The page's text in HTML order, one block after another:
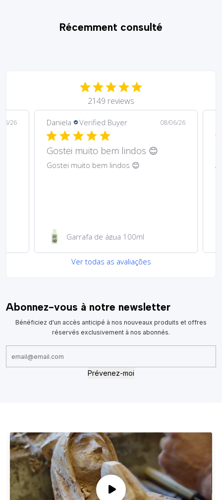
Récemment consulté
2149 reviews
26 Daniela Verified Buyer 08/06/26
Gostei muito bem lindos 😊
Gostei muito bem lindos 😊
Garrafa de água 100ml
Ver todas as avaliações
Abonnez-vous à notre newsletter
Bénéficiez d'un accès anticipé à nos nouveaux produits et offres
réservés exclusivement à nos abonnés.
Prévenez-moi